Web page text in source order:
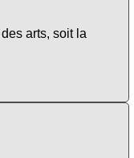
arts, soit la